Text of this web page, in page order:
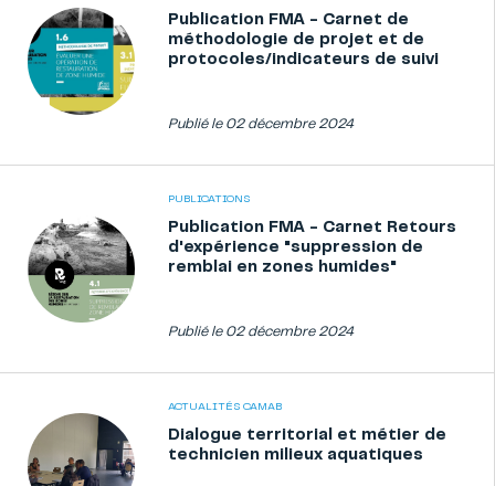
Publication FMA - Carnet de
méthodologie de projet et de
protocoles/indicateurs de suivi
Publié le 02 décembre 2024
PUBLICATIONS
Publication FMA - Carnet Retours
d'expérience "suppression de
remblai en zones humides"
Publié le 02 décembre 2024
ACTUALITÉS CAMAB
Dialogue territorial et métier de
technicien milieux aquatiques